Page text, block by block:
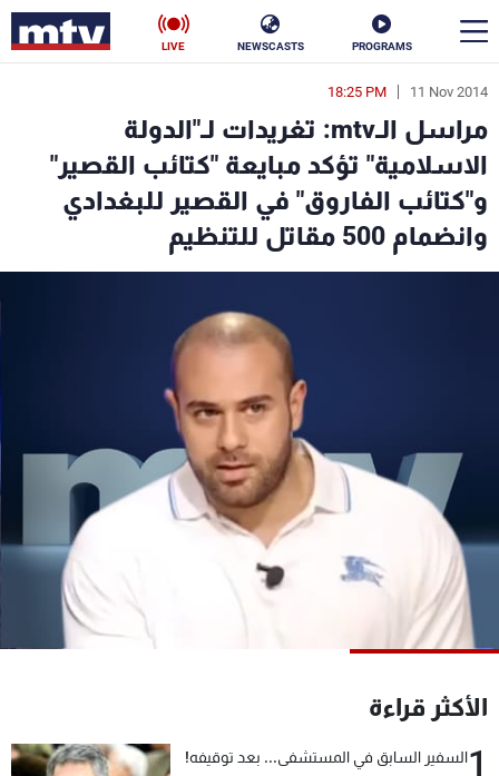
PROGRAMS
NEWSCASTS
LIVE
11 Nov 2014
18:25 PM
مراسل الـmtv: تغريدات لـ"الدولة
الاسلامية" تؤكد مبايعة "كتائب القصير"
و"كتائب الفاروق" في القصير للبغدادي
وانضمام 500 مقاتل للتنظيم
الأكثر قراءة
1السفير السابق في المستشفى... بعد توقيفه!
en
الأخبار
سياسة ناس
إقتصاد
رياضة
البرامج
جدول البرامج
شاهد البرامج
الترددات
عن MTV
الإنـتـاج